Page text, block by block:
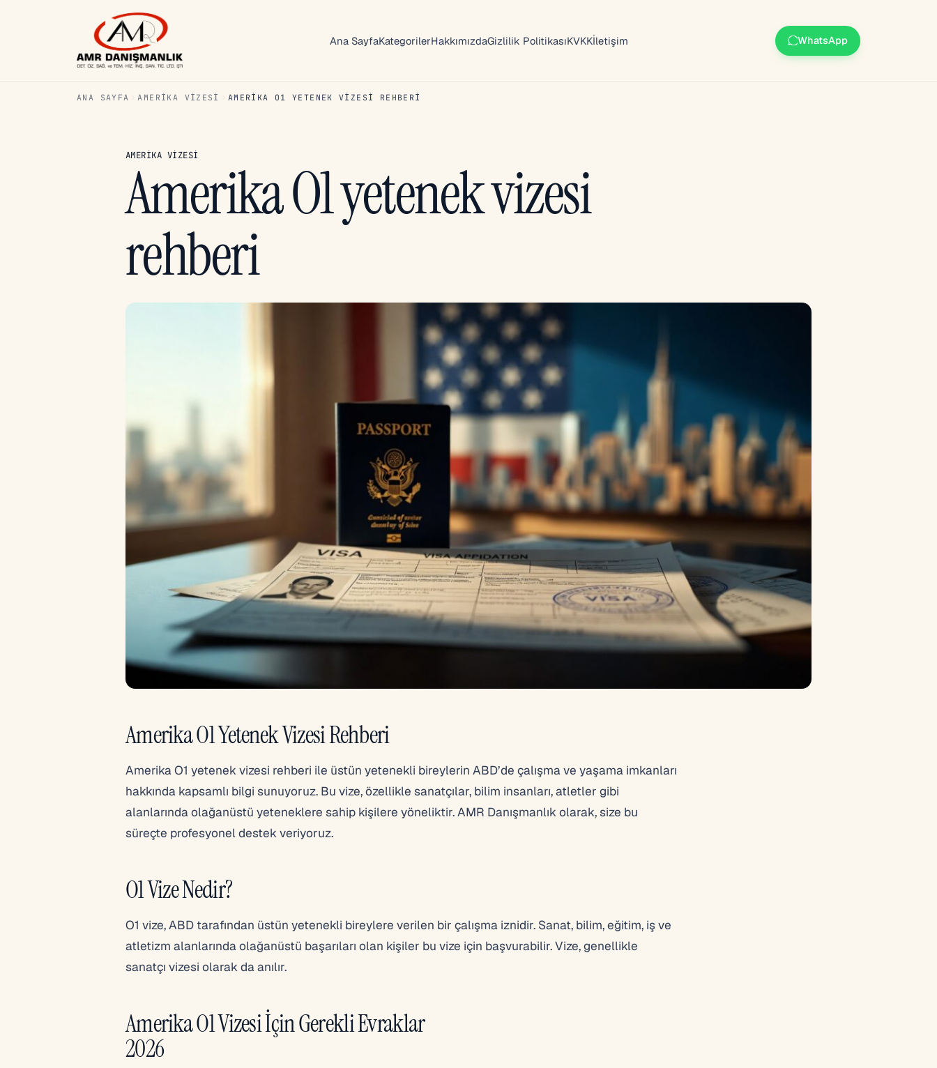
Ana SayfaKategorilerHakkımızdaGizlilik PolitikasıKVKKİletişim WhatsApp
ANA SAYFA AMERIKA VIZESI AMERIKA O1 YETENEK VIZESI REHBERI
AMERIKA VIZESI
Amerika O1 yetenek vizesi
rehberi
Amerika O1 Yetenek Vizesi Rehberi
Amerika O1 yetenek vizesi rehberi ile üstün yetenekli bireylerin ABD’de çalışma ve yaşama imkanları
hakkında kapsamlı bilgi sunuyoruz. Bu vize, özellikle sanatçılar, bilim insanları, atletler gibi
alanlarında olağanüstü yeteneklere sahip kişilere yöneliktir. AMR Danışmanlık olarak, size bu
süreçte profesyonel destek veriyoruz.
O1 Vize Nedir?
O1 vize, ABD tarafından üstün yetenekli bireylere verilen bir çalışma iznidir. Sanat, bilim, eğitim, iş ve
atletizm alanlarında olağanüstü başarıları olan kişiler bu vize için başvurabilir. Vize, genellikle
sanatçı vizesi olarak da anılır.
Amerika O1 Vizesi İçin Gerekli Evraklar
2026